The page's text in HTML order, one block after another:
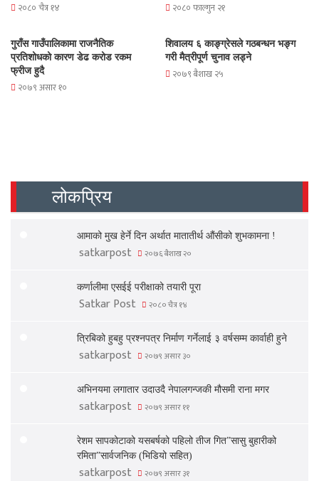
२०८० चैत्र १४ २०८० फाल्गुन २१
गुराँस गाउँपालिकामा राजनैतिक
प्रतिशोधको कारण डेढ करोड रकम
फ्रीज हुदै
२०७९ असार १०
शिवालय ६ काङ्ग्रेसले गठबन्धन भङ्ग
गरी मैत्रीपूर्ण चुनाव लड्ने
२०७९ बैशाख २५
लोकप्रिय
आमाको मुख हेर्ने दिन अर्थात मातातीर्थ औंसीको शुभकामना !
satkarpost २०७६ बैशाख २०
कर्णालीमा एसईई परीक्षाको तयारी पूरा
Satkar Post २०८० चैत्र १४
त्रिबिको हुबहु प्रश्नपत्र निर्माण गर्नेलाई ३ वर्षसम्म कार्वाही हुने
satkarpost २०७९ असार ३०
अभिनयमा लगातार उदाउदै नेपालगन्जकी मौसमी राना मगर
satkarpost २०७९ असार ११
रेशम सापकोटाको यसबर्षको पहिलो तीज गित”सासु बुहारीको
रमिता”सार्वजनिक (भिडियो सहित)
satkarpost २०७९ असार ३१